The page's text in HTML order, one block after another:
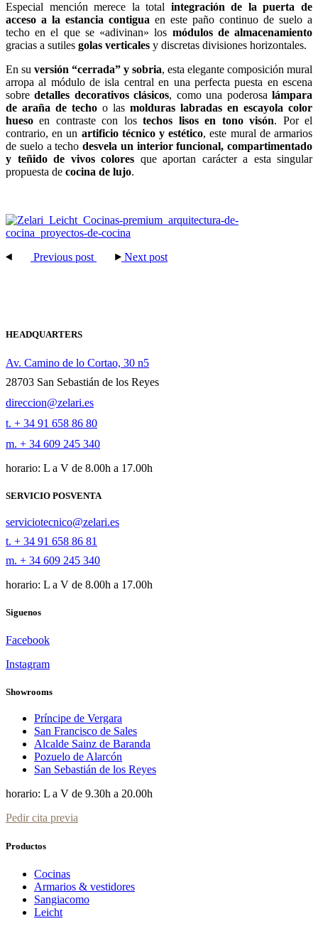
Especial mención merece la total integración de la puerta de
acceso a la estancia contigua en este paño continuo de suelo a
techo en el que se «adivinan» los módulos de almacenamiento
gracias a sutiles golas verticales y discretas divisiones horizontales.
En su versión “cerrada” y sobria, esta elegante composición mural
arropa al módulo de isla central en una perfecta puesta en escena
sobredetalles decorativos clásicos, como una poderosalámpara
de araña de techo o las molduras labradas en escayola color
hueso en contraste con lostechos lisos en tono visón. Por el
contrario, en un artificio técnico y estético, este mural de armarios
de suelo a techo desvela un interior funcional, compartimentado
y teñido de vivos colores que aportan carácter a esta singular
propuesta de cocina de lujo.
Previous post Next post
HEADQUARTERS
Av. Camino de lo Cortao, 30 n5
28703 San Sebastián de los Reyes
direccion@zelari.es
t. + 34 91 658 86 80
m. + 34 609 245 340
horario: L a V de 8.00h a 17.00h
SERVICIO POSVENTA
serviciotecnico@zelari.es
t. + 34 91 658 86 81
m. + 34 609 245 340
horario: L a V de 8.00h a 17.00h
Siguenos
Facebook
Instagram
Showrooms
Príncipe de Vergara
San Francisco de Sales
Alcalde Sainz de Baranda
Pozuelo de Alarcón
San Sebastián de los Reyes
horario: L a V de 9.30h a 20.00h
Pedir cita previa
Productos
Cocinas
Armarios & vestidores
Sangiacomo
Leicht